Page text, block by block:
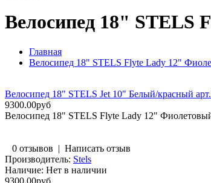
Велосипед 18" STELS
Главная
Велосипед 18" STELS Flyte Lady 12"
Велосипед 18" STELS Jet 10" Белый/красный
9300.00руб
Велосипед 18" STELS Flyte Lady 12"
0 отзывов | Написать отзыв
Производитель: Stels
Наличие: Нет в наличии
9300.00руб